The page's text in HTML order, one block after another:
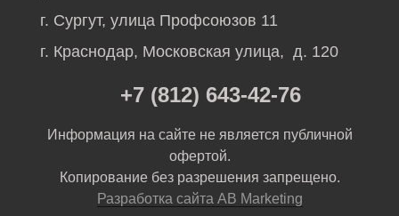
г. Сургут, улица Профсоюзов 11
г. Краснодар, Московская улица, д. 120
+7 (812) 643-42-76
Информация на сайте не является публичной
офертой.
Копирование без разрешения запрещено.
Разработка сайта AB Marketing